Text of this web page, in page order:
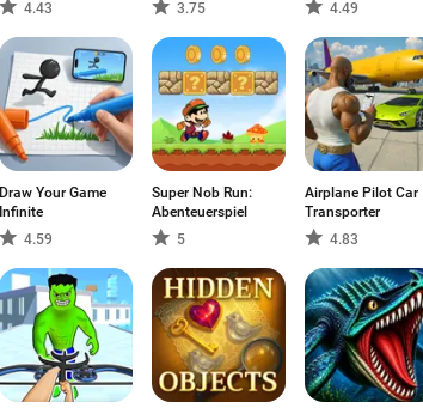
4.43
3.75
4.49
Draw Your Game
Infinite
4.59
Super Nob Run:
Abenteuerspiel
5
Airplane Pilot Car
Transporter
4.83